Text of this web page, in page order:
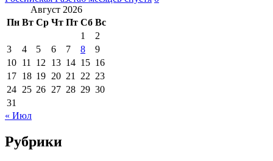
Август 2026
Пн Вт Ср Чт Пт Сб Вс
1
2
3
4 5 6 7 8
9
10 11 12 13 14 15 16
17 18 19 20 21 22 23
24 25 26 27 28 29 30
31
« Июл
Рубрики